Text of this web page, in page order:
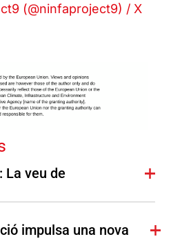
(@ninfaproject9) / X
La veu de
impulsa una nova